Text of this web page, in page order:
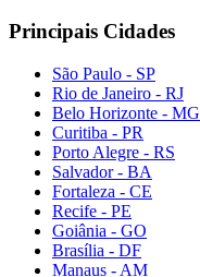
Principais Cidades
São Paulo - SP
Rio de Janeiro - RJ
Belo Horizonte - MG
Curitiba - PR
Porto Alegre - RS
Salvador - BA
Fortaleza - CE
Recife - PE
Goiânia - GO
Brasília - DF
Manaus - AM